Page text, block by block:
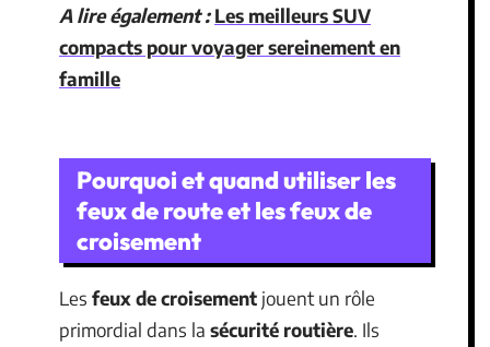
A lire également : Les meilleurs SUV
compacts pour voyager sereinement en
famille
Pourquoi et quand utiliser les
feux de route et les feux de
croisement
Les feux de croisement jouent un rôle
primordial dans la sécurité routière. Ils